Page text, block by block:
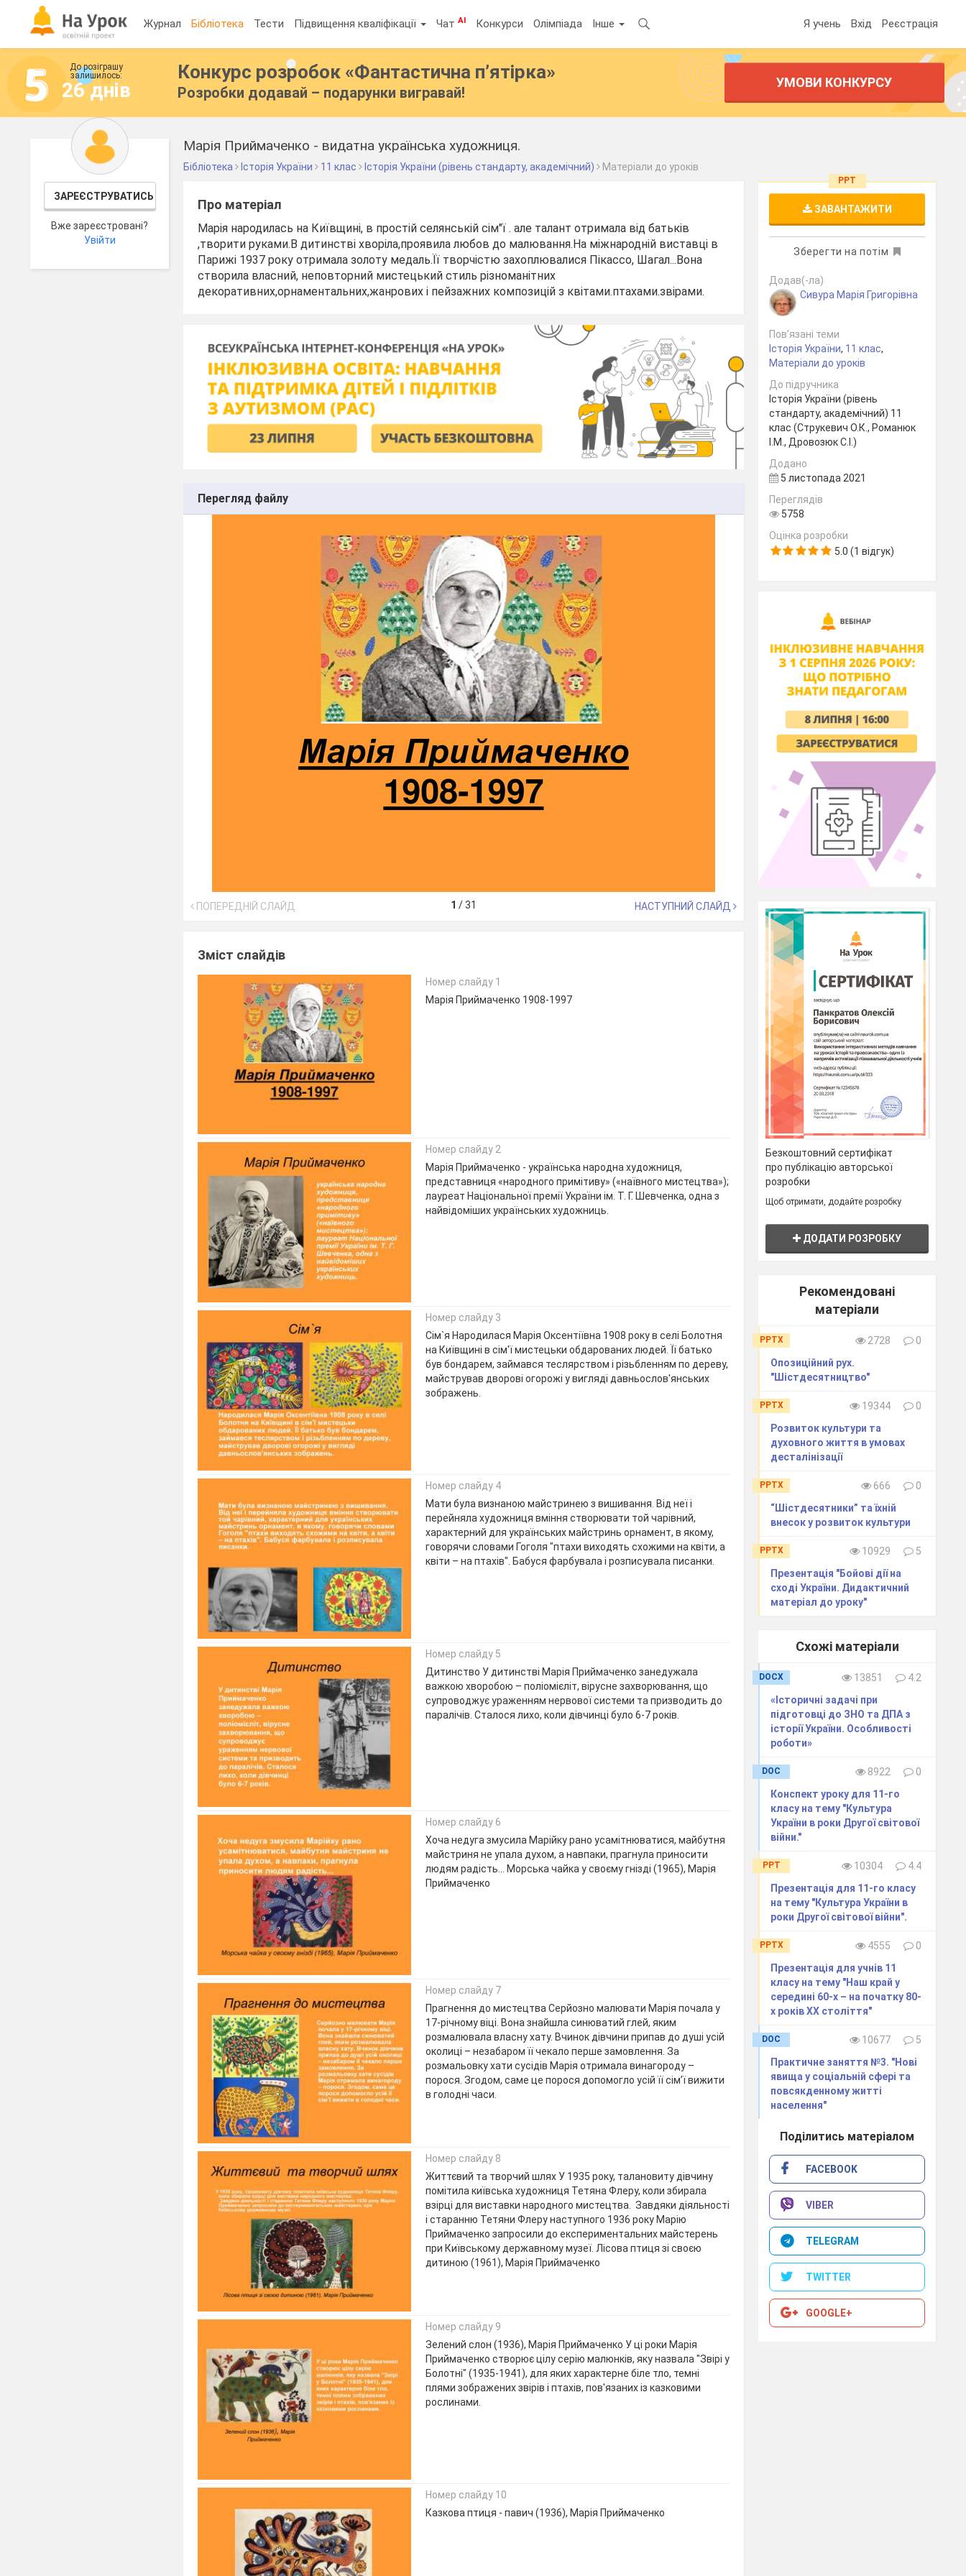
Журнал Бібліотека Тести Підвищення кваліфікації ЧатAI Конкурси Олімпіада Інше Я учень Вхід Реєстрація
До розіграшу
залишилось:
26 днів
Конкурс розробок «Фантастична п’ятірка»
Розробки додавай – подарунки вигравай!
УМОВИ КОНКУРСУ
ЗАРЕЄСТРУВАТИСЬ
Вже зареєстровані?
Увійти
Марія Приймаченко - видатна українська художниця.
Бібліотека Історія України 11 клас Історія України (рівень стандарту, академічний) Матеріали до уроків
Про матеріал
Марія народилась на Київщині, в простій селянській сім"ї . але талант отримала від батьків
,творити руками.В дитинстві хворіла,проявила любов до малювання.На міжнародній виставці в
Парижі 1937 року отримала золоту медаль.Її творчістю захоплювалися Пікассо, Шагал...Вона
створила власний, неповторний мистецький стиль різноманітних
декоративних,орнаментальних,жанрових і пейзажних композицій з квітами.птахами.звірами.
Перегляд файлу
ПОПЕРЕДНІЙ СЛАЙД 1 /31 НАСТУПНИЙ СЛАЙД
Зміст слайдів
Номер слайду 1
Марія Приймаченко 1908-1997
Номер слайду 2
Марія Приймаченко - українська народна художниця,
представниця «народного примітиву» («наївного мистецтва»);
лауреат Національної премії України ім. Т. Г. Шевченка, одна з
найвідоміших українських художниць.
Номер слайду 3
Сім`я Народилася Марія Оксентіївна 1908 року в селі Болотня
на Київщині в сім'ї мистецьки обдарованих людей. Її батько
був бондарем, займався теслярством і різьбленням по дереву,
майстрував дворові огорожі у вигляді давньослов'янських
зображень.
Номер слайду 4
Мати була визнаною майстринею з вишивання. Від неї і
перейняла художниця вміння створювати той чарівний,
характерний для українських майстринь орнамент, в якому,
говорячи словами Гоголя "птахи виходять схожими на квіти, а
квіти – на птахів". Бабуся фарбувала і розписувала писанки.
Номер слайду 5
Дитинство У дитинстві Марія Приймаченко занедужала
важкою хворобою – поліомієліт, вірусне захворювання, що
супроводжує ураженням нервової системи та призводить до
паралічів. Сталося лихо, коли дівчинці було 6-7 років.
Номер слайду 6
Хоча недуга змусила Марійку рано усамітнюватися, майбутня
майстриня не упала духом, а навпаки, прагнула приносити
людям радість... Морська чайка у своєму гнізді (1965), Марія
Приймаченко
Номер слайду 7
Прагнення до мистецтва Серйозно малювати Марія почала у
17-річному віці. Вона знайшла синюватий глей, яким
розмалювала власну хату. Вчинок дівчини припав до душі усій
околиці – незабаром її чекало перше замовлення. За
розмальовку хати сусідів Марія отримала винагороду –
порося. Згодом, саме це порося допомогло усій її сім’ї вижити
в голодні часи.
Номер слайду 8
Життєвий та творчий шлях У 1935 року, талановиту дівчину
помітила київська художниця Тетяна Флеру, коли збирала
взірці для виставки народного мистецтва. Завдяки діяльності
і старанню Тетяни Флеру наступного 1936 року Марію
Приймаченко запросили до експериментальних майстерень
при Київському державному музеї. Лісова птиця зі своєю
дитиною (1961), Марія Приймаченко
Номер слайду 9
Зелений слон (1936), Марія Приймаченко У ці роки Марія
Приймаченко створює цілу серію малюнків, яку назвала "Звірі у
Болотні" (1935-1941), для яких характерне біле тло, темні
плями зображених звірів і птахів, пов'язаних із казковими
рослинами.
Номер слайду 10
Казкова птиця - павич (1936), Марія Приймаченко
PPT
ЗАВАНТАЖИТИ
Зберегти на потім
Додав(-ла)
Сивура Марія Григорівна
Пов’язані теми
Історія України, 11 клас,
Матеріали до уроків
До підручника
Історія України (рівень
стандарту, академічний) 11
клас (Струкевич О.К., Романюк
І.М., Дровозюк С.І.)
Додано
5 листопада 2021
Переглядів
5758
Оцінка розробки
5.0 (1 відгук)
Безкоштовний сертифікат
про публікацію авторської
розробки
Щоб отримати, додайте розробку
ДОДАТИ РОЗРОБКУ
Рекомендовані
матеріали
PPTX 2728
0
Опозиційний рух.
"Шістдесятництво"
PPTX 19344
0
Розвиток культури та
духовного життя в умовах
десталінізації
PPTX 666
0
“Шістдесятники” та їхній
внесок у розвиток культури
PPTX 10929
5
Презентація "Бойові дії на
сході України. Дидактичний
матеріал до уроку"
Схожі матеріали
DOCX 13851
4.2
«Історичні задачі при
підготовці до ЗНО та ДПА з
історії України. Особливості
роботи»
DOC 8922
0
Конспект уроку для 11-го
класу на тему "Культура
України в роки Другої світової
війни."
PPT 10304
4.4
Презентація для 11-го класу
на тему "Культура України в
роки Другої світової війни".
PPTX 4555
0
Презентація для учнів 11
класу на тему "Наш край у
середині 60-х – на початку 80-
х років ХХ століття"
DOC 10677
5
Практичне заняття №3. "Нові
явища у соціальній сфері та
повсякденному житті
населення"
Поділитись матеріалом
FACEBOOK
VIBER
TELEGRAM
TWITTER
GOOGLE+